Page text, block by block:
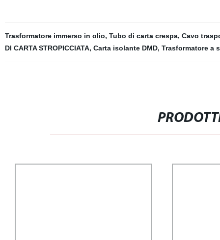
Trasformatore immerso in olio, Tubo di carta crespa, Cavo
DI CARTA STROPICCIATA, Carta isolante DMD, Trasformatore a